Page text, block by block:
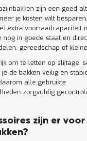
zijn een goed
je kosten wilt
extra voorraadcapaciteit
nog in goede staat en
gereedschap of
om te letten op slijtage,
de bakken veilig en
alle gebruikte
zorgvuldig
zijn er